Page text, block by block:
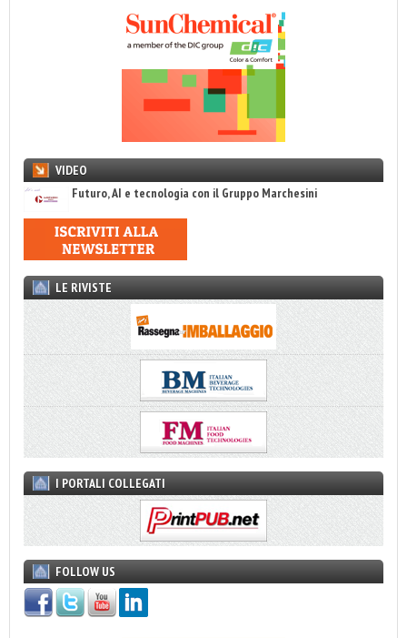
VIDEO
Futuro, AI e tecnologia con il Gruppo Marchesini
LE RIVISTE
I PORTALI COLLEGATI
FOLLOW US